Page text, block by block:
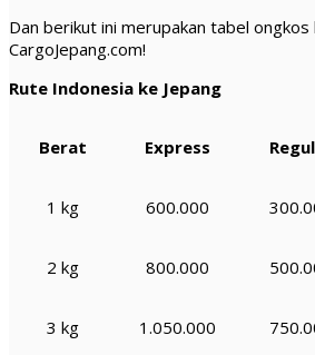
Dan berikut ini merupakan tabel ongkos
CargoJepang.com!
Rute Indonesia ke Jepang
Berat Express
1 kg 600.000
2 kg 800.000
3 kg 1.050.000